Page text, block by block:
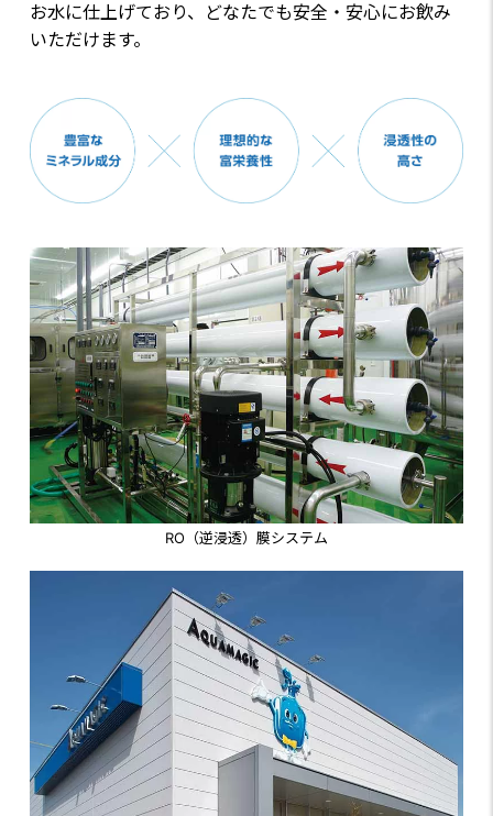
お水に仕上げており、どなたでも安全・安心にお飲み
いただけます。
RO（逆浸透）膜システム